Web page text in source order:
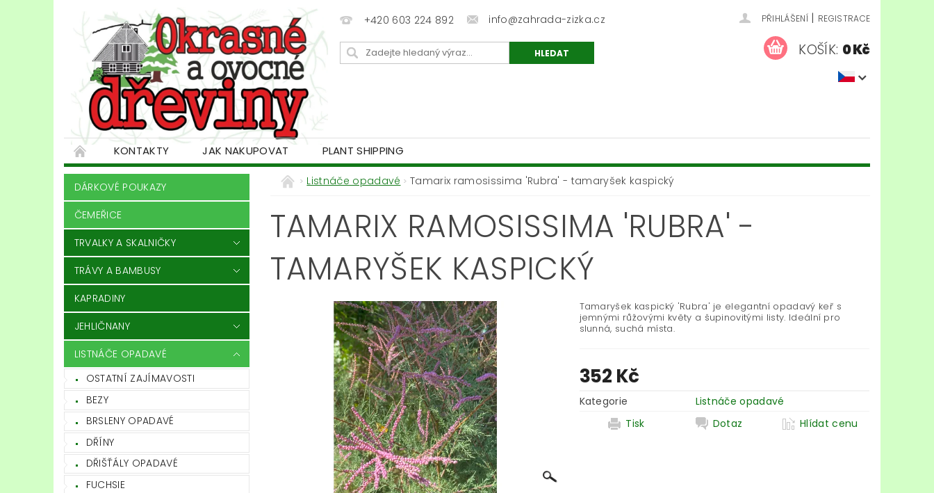
+420 603 224 892 info@zahrada-zizka.cz PŘIHLÁŠENÍ | REGISTRACE
KOŠÍK: 0 Kč
KONTAKTY JAK NAKUPOVAT PLANT SHIPPING
DÁRKOVÉ POUKAZY
ČEMEŘICE
TRVALKY A SKALNIČKY
TRÁVY A BAMBUSY
KAPRADINY
JEHLIČNANY
LISTNÁČE OPADAVÉ
OSTATNÍ ZAJÍMAVOSTI
BEZY
BRSLENY OPADAVÉ
DŘÍNY
DŘIŠŤÁLY OPADAVÉ
FUCHSIE
Listnáče opadavé Tamarix ramosissima 'Rubra' - tamaryšek kaspický
TAMARIX RAMOSISSIMA 'RUBRA' -
TAMARYŠEK KASPICKÝ
Tamaryšek kaspický 'Rubra' je elegantní opadavý keř s
jemnými růžovými květy a šupinovitými listy. Ideální pro
slunná, suchá místa.
352 Kč
Kategorie
Listnáče opadavé
Tisk
Dotaz Hlídat cenu